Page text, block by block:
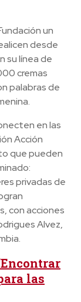
un
desde
su línea de
cremas
palabras de
en las
Acción
que pueden
privadas de
con acciones
Alvez,
las